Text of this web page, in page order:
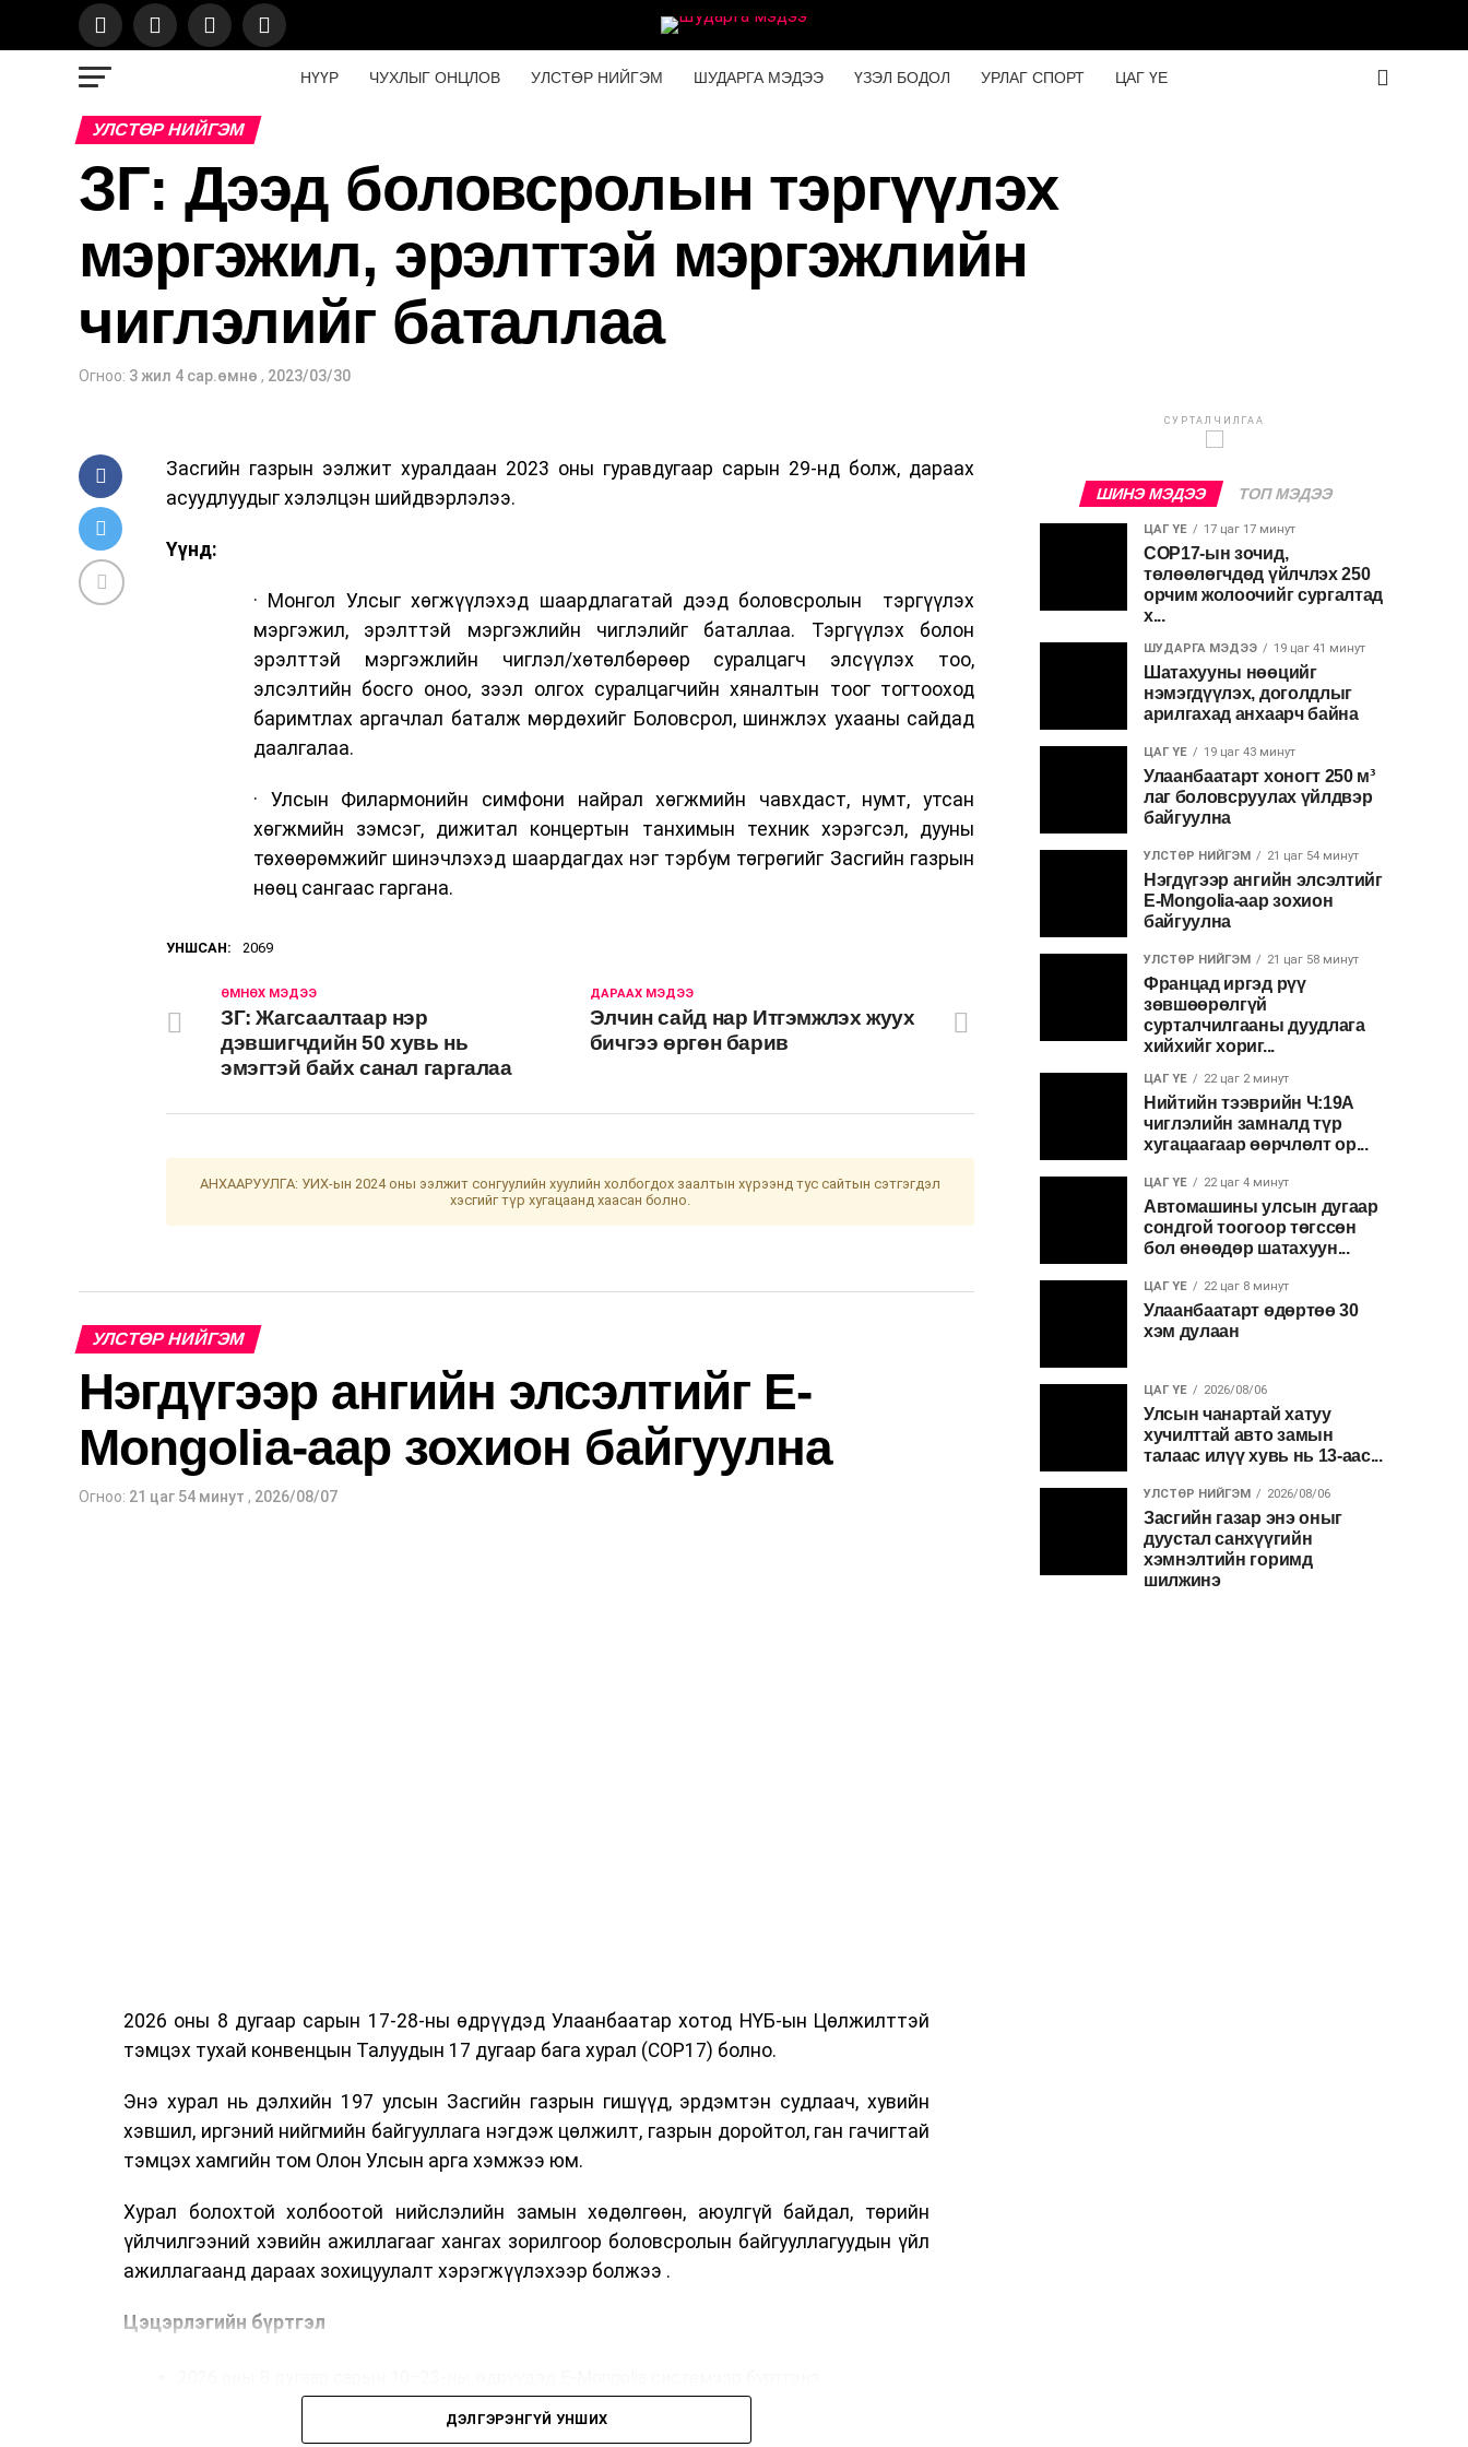
НҮҮР ЧУХЛЫГ ОНЦЛОВ УЛСТӨР НИЙГЭМ ШУДАРГА МЭДЭЭ ҮЗЭЛ БОДОЛ УРЛАГ СПОРТ ЦАГ ҮЕ
УЛСТӨР НИЙГЭМ
ЗГ: Дээд боловсролын тэргүүлэх
мэргэжил, эрэлттэй мэргэжлийн
чиглэлийг баталлаа
Огноо: 3 жил 4 сар.өмнө , 2023/03/30
Засгийн газрын ээлжит хуралдаан 2023 оны гуравдугаар сарын 29-нд болж, дараах
асуудлуудыг хэлэлцэн шийдвэрлэлээ.
Үүнд:
· Монгол Улсыг хөгжүүлэхэд шаардлагатай дээд боловсролын тэргүүлэх
мэргэжил, эрэлттэй мэргэжлийн чиглэлийг баталлаа. Тэргүүлэх болон
эрэлттэй мэргэжлийн чиглэл/хөтөлбөрөөр суралцагч элсүүлэх тоо,
элсэлтийн босго оноо, зээл олгох суралцагчийн хяналтын тоог тогтооход
баримтлах аргачлал баталж мөрдөхийг Боловсрол, шинжлэх ухааны сайдад
даалгалаа.
· Улсын Филармонийн симфони найрал хөгжмийн чавхдаст, нумт, утсан
хөгжмийн зэмсэг, дижитал концертын танхимын техник хэрэгсэл, дууны
төхөөрөмжийг шинэчлэхэд шаардагдах нэг тэрбум төгрөгийг Засгийн газрын
нөөц сангаас гаргана.
УНШСАН: 2069
ДАРААХ МЭДЭЭ
Элчин сайд нар Итгэмжлэх жуух
бичгээ өргөн барив
ӨМНӨХ МЭДЭЭ
ЗГ: Жагсаалтаар нэр
дэвшигчдийн 50 хувь нь
эмэгтэй байх санал гаргалаа
АНХААРУУЛГА: УИХ-ын 2024 оны ээлжит сонгуулийн хуулийн холбогдох заалтын хүрээнд тус сайтын сэтгэгдэл
хэсгийг түр хугацаанд хаасан болно.
УЛСТӨР НИЙГЭМ
Нэгдүгээр ангийн элсэлтийг E-
Mongolia-аар зохион байгуулна
Огноо: 21 цаг 54 минут , 2026/08/07
2026 оны 8 дугаар сарын 17-28-ны өдрүүдэд Улаанбаатар хотод НҮБ-ын Цөлжилттэй
тэмцэх тухай конвенцын Талуудын 17 дугаар бага хурал (COP17) болно.
Энэ хурал нь дэлхийн 197 улсын Засгийн газрын гишүүд, эрдэмтэн судлаач, хувийн
хэвшил, иргэний нийгмийн байгууллага нэгдэж цөлжилт, газрын доройтол, ган гачигтай
тэмцэх хамгийн том Олон Улсын арга хэмжээ юм.
Хурал болохтой холбоотой нийслэлийн замын хөдөлгөөн, аюулгүй байдал, төрийн
үйлчилгээний хэвийн ажиллагааг хангах зорилгоор боловсролын байгууллагуудын үйл
ажиллагаанд дараах зохицуулалт хэрэгжүүлэхээр болжээ .
Цэцэрлэгийн бүртгэл
ДЭЛГЭРЭНГҮЙ УНШИХ
СУРТАЛЧИЛГАА
ШИНЭ МЭДЭЭ ТОП МЭДЭЭ
ЦАГ ҮЕ 17 цаг 17 минут
COP17-ын зочид,
төлөөлөгчдөд үйлчлэх 250
орчим жолоочийг сургалтад
х...
ШУДАРГА МЭДЭЭ 19 цаг 41 минут
Шатахууны нөөцийг
нэмэгдүүлэх, доголдлыг
арилгахад анхаарч байна
ЦАГ ҮЕ 19 цаг 43 минут
Улаанбаатарт хоногт 250 м³
лаг боловсруулах үйлдвэр
байгуулна
УЛСТӨР НИЙГЭМ 21 цаг 54 минут
Нэгдүгээр ангийн элсэлтийг
E-Mongolia-аар зохион
байгуулна
УЛСТӨР НИЙГЭМ 21 цаг 58 минут
Францад иргэд рүү
зөвшөөрөлгүй
сурталчилгааны дуудлага
хийхийг хориг...
ЦАГ ҮЕ 22 цаг 2 минут
Нийтийн тээврийн Ч:19А
чиглэлийн замналд түр
хугацаагаар өөрчлөлт ор...
ЦАГ ҮЕ 22 цаг 4 минут
Автомашины улсын дугаар
сондгой тоогоор төгссөн
бол өнөөдөр шатахуун...
ЦАГ ҮЕ 22 цаг 8 минут
Улаанбаатарт өдөртөө 30
хэм дулаан
ЦАГ ҮЕ 2026/08/06
Улсын чанартай хатуу
хучилттай авто замын
талаас илүү хувь нь 13-аас...
УЛСТӨР НИЙГЭМ 2026/08/06
Засгийн газар энэ оныг
дуустал санхүүгийн
хэмнэлтийн горимд
шилжинэ